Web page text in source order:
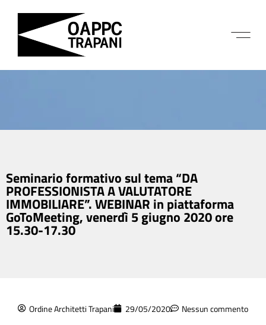
Seminario formativo sul tema “DA
PROFESSIONISTA A VALUTATORE
IMMOBILIARE”. WEBINAR in piattaforma
GoToMeeting, venerdì 5 giugno 2020 ore
15.30-17.30
Ordine Architetti Trapani 29/05/2020 Nessun commento